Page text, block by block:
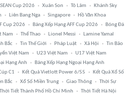
Cup 2026 Xuân Son Tô Lâm
Khánh Sky
Liên Bang Nga Singapore
Hồ Văn Khoa
Cup 2026 Bảng Xếp Hạng AFF Cup 2026
Bóng Đá
Nam Thể Thao Lionel Messi
Lamine Yamal
Bắc Tin Thế Giới Pháp Luật Xã Hội
Tin Bão
Việt Nam U23 Việt Nam
U17 Việt Nam
Hạng Anh
Bảng Xếp Hạng Ngoại Hạng Anh
C1 Kết Quả Vietlott Power 6/55
Kết Quả Xổ Số
Bắc Xổ Số Miền Trung Giao Thông
Thời Sự
Thời Tiết Thành Phố Hồ Chí Minh Thời Tiết Hà Nội